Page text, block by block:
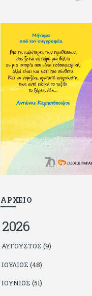
αρκετό Ιούλιο Βέρν πριν
αστυνομικά), απέκτησε
κυρίως γιατί του άρεσε να
μεγαλύτερους.
πολύ στο εξωτερικό, είδε
κι έγραφε και στο
κάποιες αισθηματικές
σκόρπισαν γέλιο στους
στον ίδιο. Πήγε στρατό
και διατήρησε μια καλή
του, την οποία αισθάνεται
έφερε σε δύσκολη θέση.
υπογραφή του
Φίλαθλο το 1992. Επέστρεψε
Ελλάδα το 1998, δούλεψε
δυσκολεύεται να πει όχι),
όλοι, τον πλήρωσαν κι
ευχαριστημένοι από τη
κλείσει εικοσαετία) και στη
ότι λίγοι έχουν δει
γιατί είναι μέλος της
μεγαλύτερους σε όλα τα
παντρεμένος, αλλά
κουράγιο να το κάνουν.
φίλους του δεν πληρώνει
δεν έχει παιδιά. Απειλεί ότι
υπάρχουν άνθρωποι που τον
συμφωνώντας είτε
ΑΡΧΕΙΟ
2026
ΑΎΓΟΥΣΤΟΣ (9)
ΙΟΎΛΙΟΣ (48)
ΙΟΎΝΙΟΣ (51)